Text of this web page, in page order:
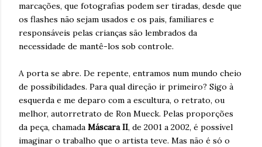
marcações, que fotografias podem ser tiradas, desde que
os flashes não sejam usados e os pais, familiares e
responsáveis pelas crianças são lembrados da
necessidade de mantê-los sob controle.
A porta se abre. De repente, entramos num mundo cheio
de possibilidades. Para qual direção ir primeiro? Sigo à
esquerda e me deparo com a escultura, o retrato, ou
melhor, autorretrato de Ron Mueck. Pelas proporções
da peça, chamada Máscara II, de 2001 a 2002, é possível
imaginar o trabalho que o artista teve. Mas não é só o